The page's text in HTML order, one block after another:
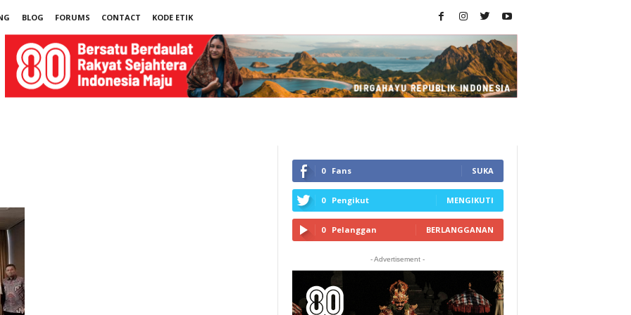
BLOG FORUMS CONTACT
KODE ETIK
0 Fans SUKA
0 Pengikut MENGIKUTI
0 Pelanggan BERLANGGANAN
- Advertisement -